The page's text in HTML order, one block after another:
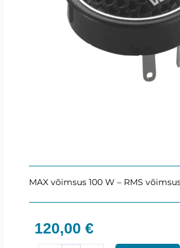
MAX võimsus 100 W – RMS
120,00 €